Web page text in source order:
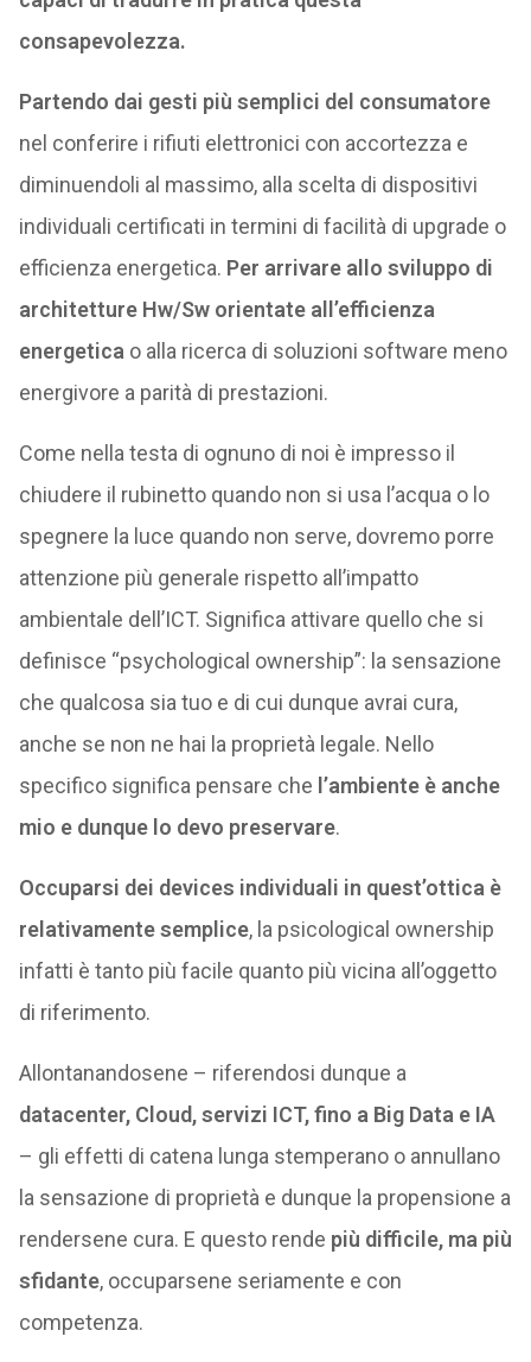
consapevolezza.
Partendo dai gesti più semplici del consumatore
nel conferire i rifiuti elettronici con accortezza e
diminuendoli al massimo, alla scelta di dispositivi
individuali certificati in termini di facilità di upgrade o
efficienza energetica. Per arrivare allo sviluppo di
architetture Hw/Sw orientate all’efficienza
energetica o alla ricerca di soluzioni software meno
energivore a parità di prestazioni.
Come nella testa di ognuno di noi è impresso il
chiudere il rubinetto quando non si usa l’acqua o lo
spegnere la luce quando non serve, dovremo porre
attenzione più generale rispetto all’impatto
ambientale dell’ICT. Significa attivare quello che si
definisce “psychological ownership”: la sensazione
che qualcosa sia tuo e di cui dunque avrai cura,
anche se non ne hai la proprietà legale. Nello
specifico significa pensare che l’ambiente è anche
mio e dunque lo devo preservare.
Occuparsi dei devices individuali in quest’ottica è
relativamente semplice, la psicological ownership
infatti è tanto più facile quanto più vicina all’oggetto
di riferimento.
Allontanandosene – riferendosi dunque a
datacenter, Cloud, servizi ICT, fino a Big Data e IA
– gli effetti di catena lunga stemperano o annullano
la sensazione di proprietà e dunque la propensione a
rendersene cura. E questo rende più difficile, ma più
sfidante, occuparsene seriamente e con
competenza.